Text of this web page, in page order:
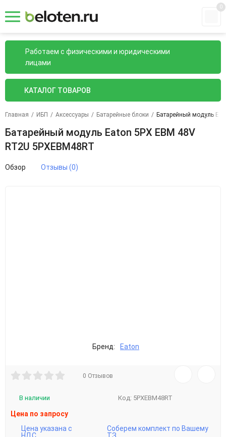
0
Работаем с физическими и юридическими
лицами
КАТАЛОГ ТОВАРОВ
Главная / ИБП / Аксессуары / Батарейные блоки / Батарейный модуль
Батарейный модуль Eaton 5PX EBM 48V
RT2U 5PXEBM48RT
Обзор Отзывы (0)
Бренд: Eaton
0 Отзывов
Код: 5PXEBM48RT
В наличии
Цена по запросу
Цена указана с
Соберем комплект по Вашему